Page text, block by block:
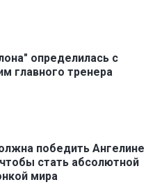
определилась с
главного тренера
победить Ангелине
стать абсолютной
мира